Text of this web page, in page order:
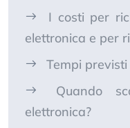
I costi per
elettronica e per
Tempi
Quando
elettronica?